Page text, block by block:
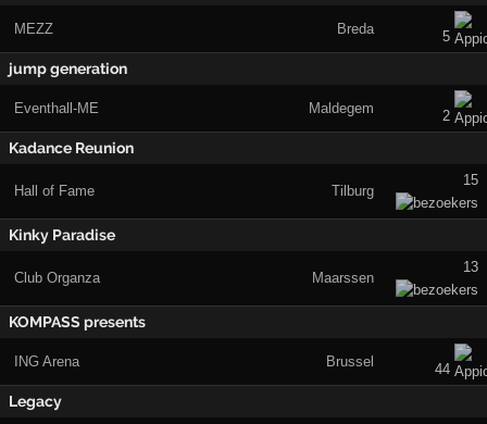
MEZZ Breda 5
jump generation
Eventhall-ME Maldegem 2
Kadance Reunion
Hall of Fame Tilburg
15
Kinky Paradise
Club Organza Maarssen
13
KOMPASS presents
ING Arena Brussel 44
Legacy